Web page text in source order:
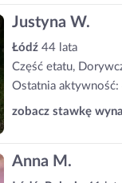
Justyna W.
Łódź 44 lata
Część etatu,
Ostatnia aktywność:
zobacz stawkę
Anna M.